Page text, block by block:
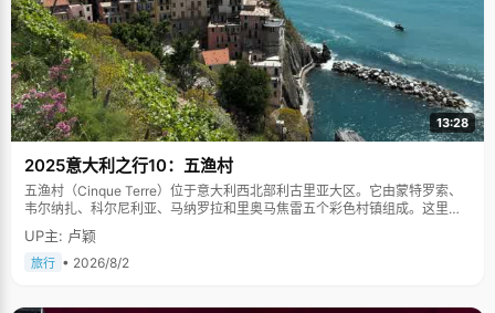
13:28
2025意大利之行10：五渔村
五渔村（Cinque Terre）位于意大利西北部利古里亚大区。它由蒙特罗索、
韦尔纳扎、科尔尼利亚、马纳罗拉和里奥马焦雷五个彩色村镇组成。这里依
山傍海，房屋色彩斑斓，1997年被列为世界文化遗产。
UP主: 卢颖
旅行 • 2026/8/2